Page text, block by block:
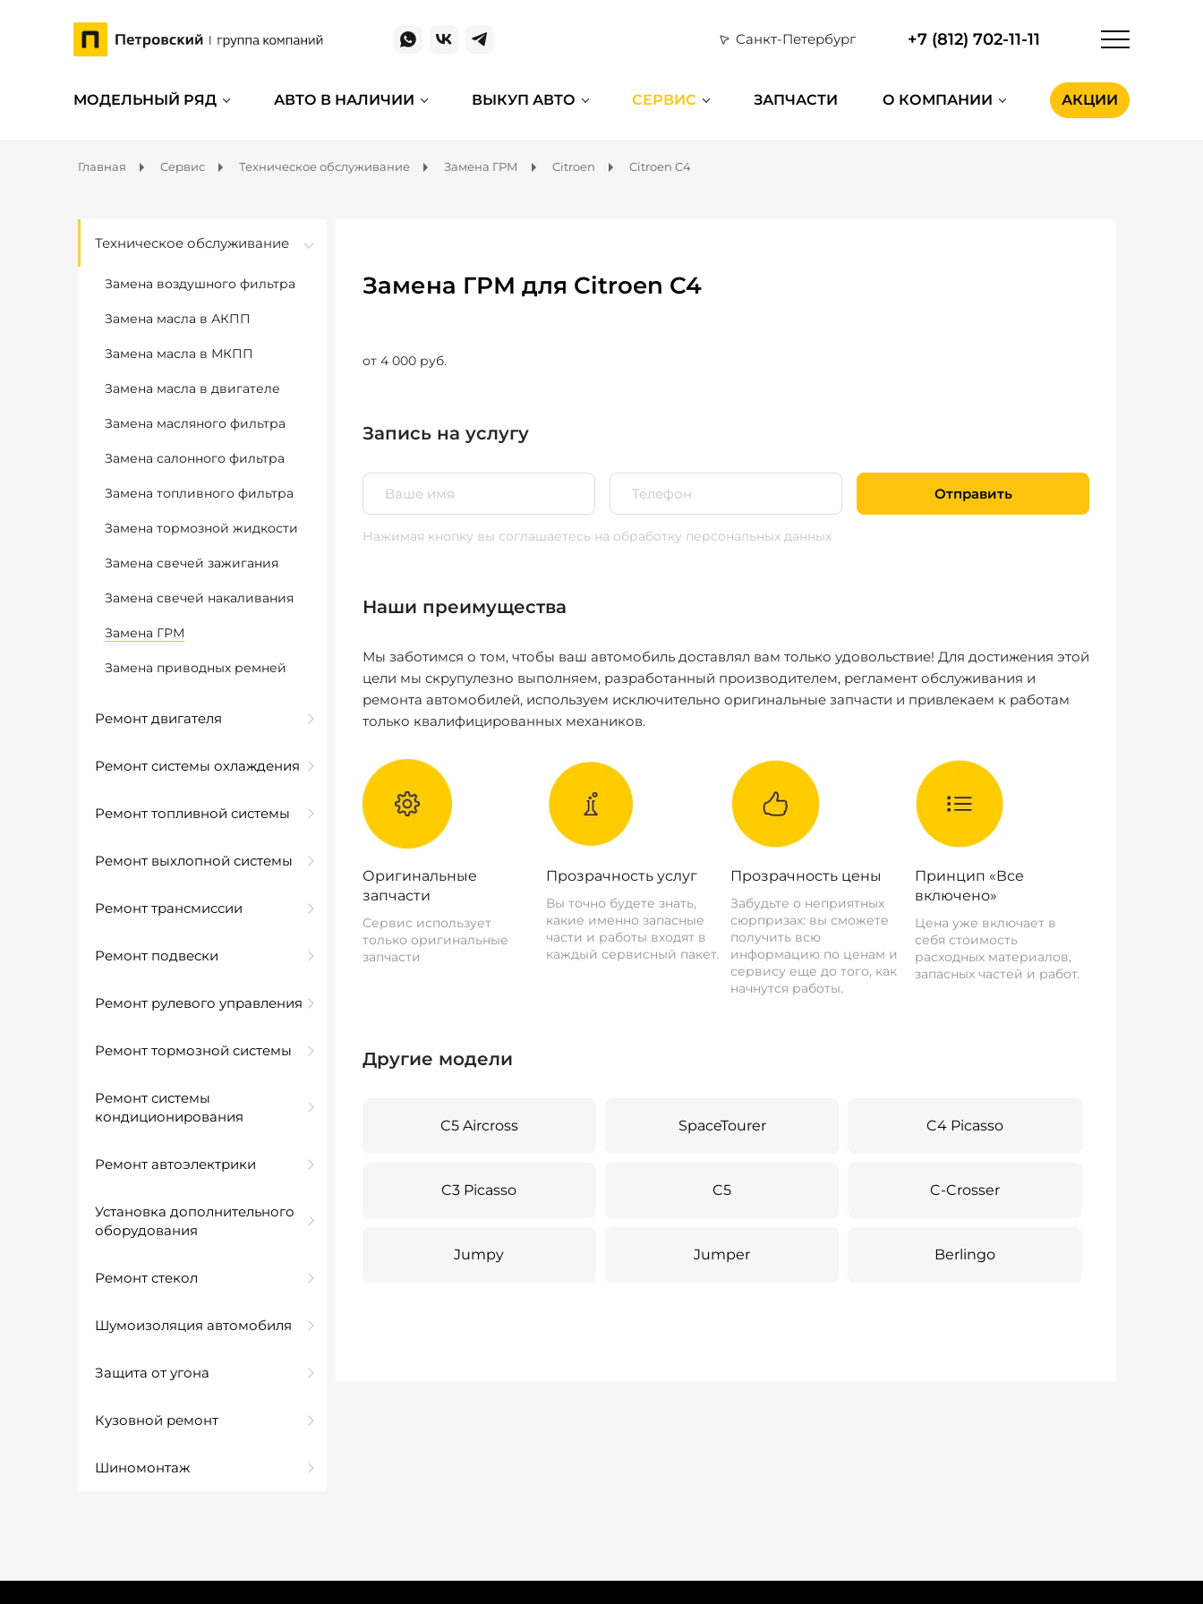
Санкт-Петербург +7 (812) 702-11-11
МОДЕЛЬНЫЙ РЯД АВТО В НАЛИЧИИ ВЫКУП АВТО СЕРВИС ЗАПЧАСТИ О КОМПАНИИ АКЦИИ
Главная Сервис Техническое обслуживание Замена ГРМ Citroen Citroen C4
Техническое обслуживание
Замена воздушного фильтра
Замена масла в АКПП
Замена масла в МКПП
Замена масла в двигателе
Замена масляного фильтра
Замена салонного фильтра
Замена топливного фильтра
Замена тормозной жидкости
Замена свечей зажигания
Замена свечей накаливания
Замена ГРМ
Замена приводных ремней
Ремонт двигателя
Ремонт системы охлаждения
Ремонт топливной системы
Ремонт выхлопной системы
Ремонт трансмиссии
Ремонт подвески
Ремонт рулевого управления
Ремонт тормозной системы
Ремонт системы
кондиционирования
Ремонт автоэлектрики
Установка дополнительного
оборудования
Ремонт стекол
Шумоизоляция автомобиля
Защита от угона
Кузовной ремонт
Шиномонтаж
Замена ГРМ для Citroen C4
от 4 000 руб.
Запись на услугу
Отправить
Нажимая кнопку вы соглашаетесь на обработку персональных данных
Наши преимущества
Мы заботимся о том, чтобы ваш автомобиль доставлял вам только удовольствие! Для достижения этой
цели мы скрупулезно выполняем, разработанный производителем, регламент обслуживания и
ремонта автомобилей, используем исключительно оригинальные запчасти и привлекаем к работам
только квалифицированных механиков.
Оригинальные
запчасти
Сервис использует
только оригинальные
запчасти
Прозрачность услуг
Вы точно будете знать,
какие именно запасные
части и работы входят в
каждый сервисный пакет.
Прозрачность цены
Забудьте о неприятных
сюрпризах: вы сможете
получить всю
информацию по ценам и
сервису еще до того, как
начнутся работы.
Принцип «Все
включено»
Цена уже включает в
себя стоимость
расходных материалов,
запасных частей и работ.
Другие модели
C5 Aircross SpaceTourer C4 Picasso
C3 Picasso C5 C-Crosser
Jumpy Jumper Berlingo